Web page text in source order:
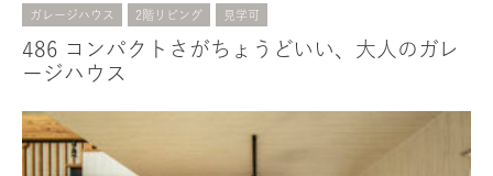
ガレージハウス 2階リビング 見学可
486 コンパクトさがちょうどいい、大人のガレ
ージハウス